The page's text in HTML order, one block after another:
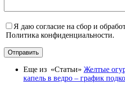
Я даю согласие на сбор и
Политика конфиденциальности.
Отправить
Еще из «Статьи» Желтые
капель в ведро – график